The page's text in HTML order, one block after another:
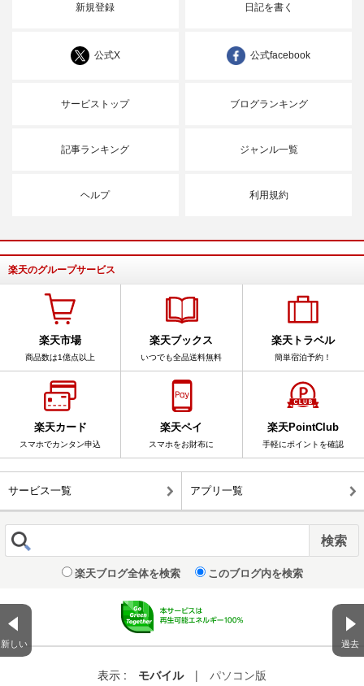
新しい 過去
新規登録 日記を書く
公式X 公式facebook
サービストップ ブログランキング
記事ランキング ジャンル一覧
ヘルプ 利用規約
楽天のグループサービス
楽天市場
商品数は1億点以上
楽天ブックス
いつでも全品送料無料
楽天トラベル
簡単宿泊予約！
楽天カード
スマホでカンタン申込
楽天ペイ
スマホをお財布に
楽天PointClub
手軽にポイントを確認
サービス一覧 アプリ一覧
楽天ブログ全体を検索 このブログ内を検索
表示 : モバイル | パソコン版